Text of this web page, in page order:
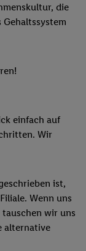
die
einfach auf
Wir
ist,
Wenn uns
wir uns
alternative